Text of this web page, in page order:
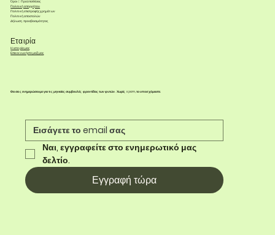
Όροι & Προϋποθέσεις
Πολιτική απορρήτου
Πολιτική επιστροφής χρημάτων
Πολιτική αποστολών
Δήλωση προσβασιμότητας
Εταιρία
Η ιστορία μας
Επικοινωνήστε μαζί μας
Θα σας ενημερώσουμε για τις μηνιαίες συμβουλές φροντίδας των φυτών. Χωρίς spam, το υποσχόμαστε.
Ναι, εγγραφείτε στο ενημερωτικό μας
δελτίο.
Εγγραφή τώρα